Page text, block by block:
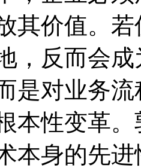
其价值。若
，反而
而是对业务流
本性变革。
本身的先进